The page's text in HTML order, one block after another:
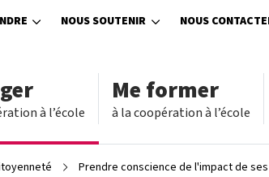
NOUS SOUTENIR NOUS
à l’école
Me former
à la coopération à l’école
Prendre conscience de l'impact de